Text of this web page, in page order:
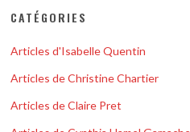
CATÉGORIES
Articles d'Isabelle Quentin
Articles de Christine Chartier
Articles de Claire Pret